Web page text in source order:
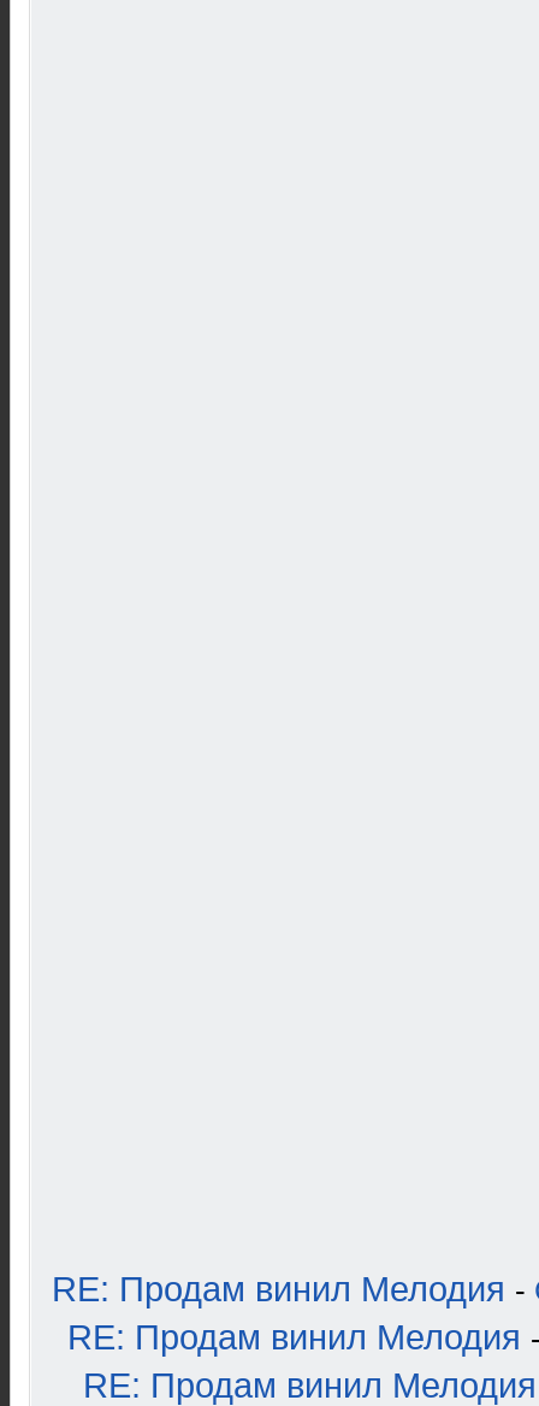
RE: Продам винил Мелодия -
RE: Продам винил Мелодия
RE: Продам винил Мелодия